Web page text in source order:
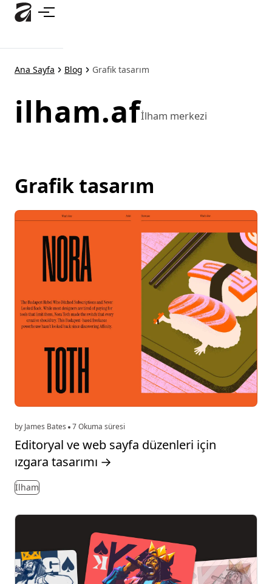
Ana
içeriğe
Ana Sayfa Blog Grafik tasarım
ilham.afİlham merkezi
Grafik tasarım
by James Bates 7 Okuma süresi
Editoryal ve web sayfa düzenleri için
ızgara tasarımı →
İlham